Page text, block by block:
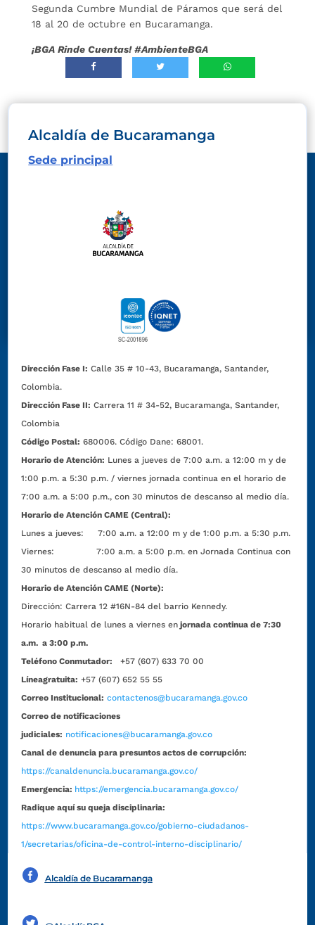
Segunda Cumbre Mundial de Páramos que será del
18 al 20 de octubre en Bucaramanga.
¡BGA Rinde Cuentas! #AmbienteBGA
Alcaldía de Bucaramanga
Sede principal
Dirección Fase I: Calle 35 # 10-43, Bucaramanga, Santander,
Colombia.
Dirección Fase II: Carrera 11 # 34-52, Bucaramanga, Santander,
Colombia
Código Postal: 680006. Código Dane: 68001.
Horario de Atención: Lunes a jueves de 7:00 a.m. a 12:00 m y de
1:00 p.m. a 5:30 p.m. / viernes jornada continua en el horario de
7:00 a.m. a 5:00 p.m., con 30 minutos de descanso al medio día.
Horario de Atención CAME (Central):
Lunes a jueves: 7:00 a.m. a 12:00 m y de 1:00 p.m. a 5:30 p.m.
Viernes: 7:00 a.m. a 5:00 p.m. en Jornada Continua con
30 minutos de descanso al medio día.
Horario de Atención CAME (Norte):
Dirección:Carrera 12 #16N-84 del barrio Kennedy.
Horario habitual de lunes a viernes en jornada continua de 7:30
a.m. a 3:00 p.m.
Teléfono Conmutador:
+57 (607) 633 70 00
Líneagratuita: +57 (607) 652 55 55
Correo Institucional: contactenos@bucaramanga.gov.co
Correo de notificaciones
judiciales: notificaciones@bucaramanga.gov.co
Canal de denuncia para presuntos actos de corrupción:
https://canaldenuncia.bucaramanga.gov.co/
Emergencia: https://emergencia.bucaramanga.gov.co/
Radique aquí su queja disciplinaria:
https://www.bucaramanga.gov.co/gobierno-ciudadanos-
1/secretarias/oficina-de-control-interno-disciplinario/
Alcaldía de Bucaramanga